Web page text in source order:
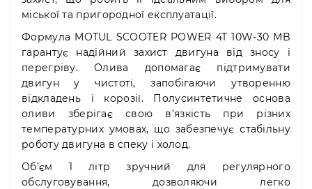
Нд
вихідний
міської та пригородної експлуатації.
Формула MOTUL SCOOTER POWER 4T 10W-30 MB
гарантує надійний захист двигуна від зносу і
перегріву. Олива допомагає підтримувати
двигун у чистоті, запобігаючи утворенню
відкладень і корозії. Полусинтетичне основа
оливи зберігає свою в’язкість при різних
температурних умовах, що забезпечує стабільну
роботу двигуна в спеку і холод.
Об’єм 1 літр зручний для регулярного
обслуговування, дозволяючи легко